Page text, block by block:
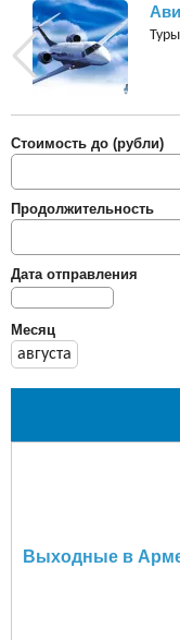
Стоимость до (рубли)
Продолжительность
Дата отправления
Месяц
августа
Выходные в